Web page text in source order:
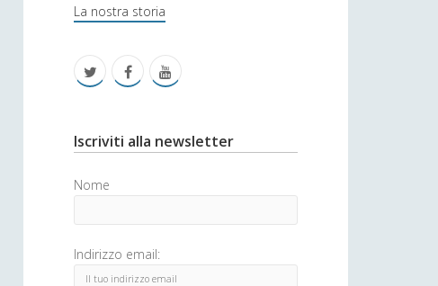
f
c
La nostra storia
i
t
r
f
c
b
o
u
u
e
S
i
e
Iscriviti alla newsletter
Nome
Indirizzo email: